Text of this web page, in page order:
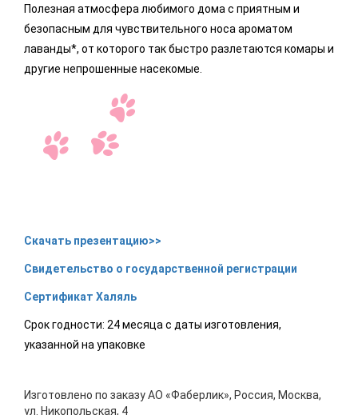
Полезная атмосфера любимого дома с приятным и
безопасным для чувствительного носа ароматом
лаванды*, от которого так быстро разлетаются комары и
другие непрошенные насекомые.
Скачать презентацию>>
Свидетельство о государственной регистрации
Сертификат Халяль
Срок годности: 24 месяца с даты изготовления,
указанной на упаковке
Изготовлено по заказу АО «Фаберлик», Россия, Москва,
ул. Никопольская, 4